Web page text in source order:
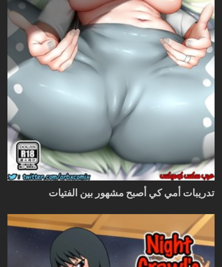
تدريبات أمي كي أصبح مشهور بين الفتيات